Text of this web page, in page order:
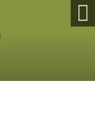
